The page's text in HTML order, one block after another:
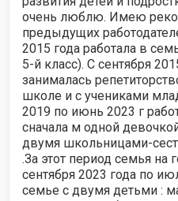
очень люблю. Имею
предыдущих
2015 года работала в
5-й класс). С сентября
занималась
школе и с учениками
2019 по июнь 2023 г
сначала м одной
двумя школьницами-
.За этот период семья
сентября 2023 года по
семье с двумя детьми :